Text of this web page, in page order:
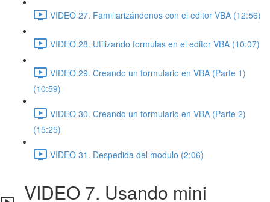
VIDEO 27. Familiarizándonos con el editor VBA (12:56)
VIDEO 28. Utilizando formulas en el editor VBA (10:07)
VIDEO 29. Creando un formulario en VBA (Parte 1)
(10:59)
VIDEO 30. Creando un formulario en VBA (Parte 2)
(15:25)
VIDEO 31. Despedida del modulo (2:06)
VIDEO 7. Usando mini